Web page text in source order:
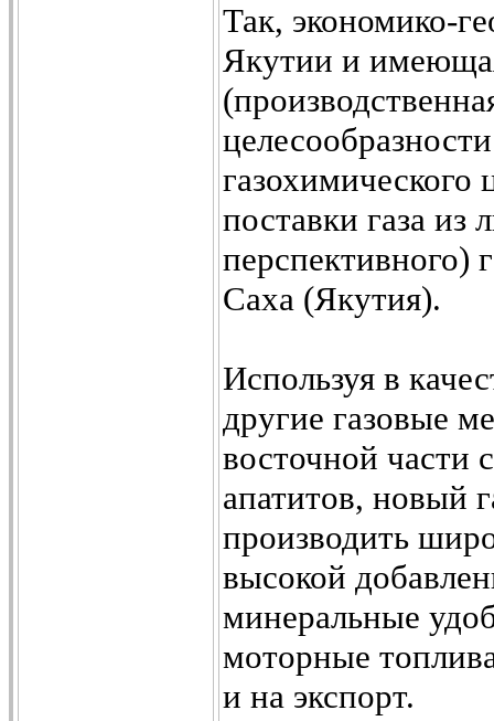
Так, экономико-
Якутии и
газохимического
поставки газа
перспективного)
Саха (Якутия).
Используя в
другие газовые
восточной части
апатитов, новый
производить
высокой
минеральные
моторные
и на экспорт.